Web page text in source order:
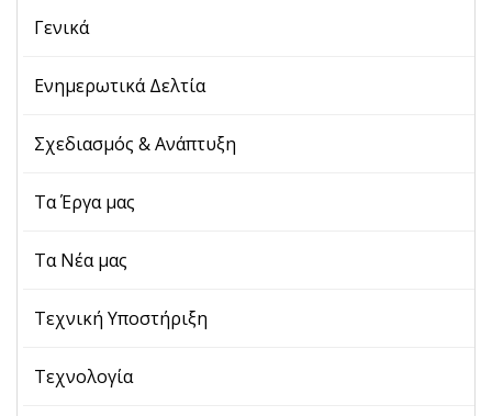
Γενικά
Ενημερωτικά Δελτία
Σχεδιασμός & Ανάπτυξη
Τα Έργα μας
Τα Νέα μας
Τεχνική Υποστήριξη
Τεχνολογία